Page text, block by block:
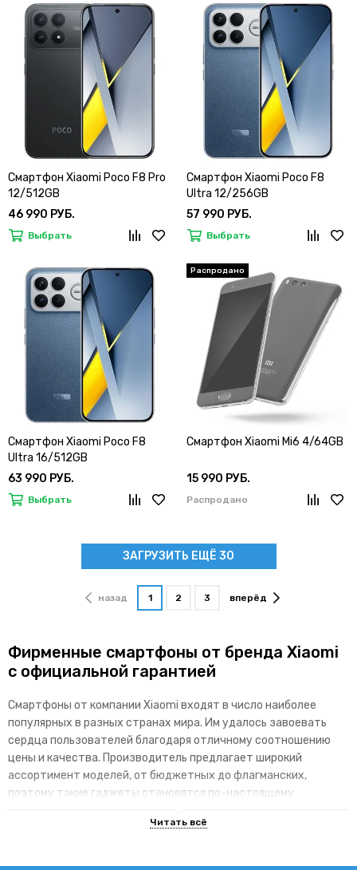
Смартфон Xiaomi Poco F8 Pro
12/512GB
46 990 РУБ.
Выбрать
Смартфон Xiaomi Poco F8
Ultra 12/256GB
57 990 РУБ.
Выбрать
Смартфон Xiaomi Poco F8
Ultra 16/512GB
63 990 РУБ.
Выбрать
Смартфон Xiaomi Mi6 4/64GB
15 990 РУБ.
Распродано
ЗАГРУЗИТЬ ЕЩЁ 30
назад 1 2 3 вперёд
Фирменные смартфоны от бренда Xiaomi
с официальной гарантией
Смартфоны от компании Xiaomi входят в число наиболее
популярных в разных странах мира. Им удалось завоевать
сердца пользователей благодаря отличному соотношению
цены и качества. Производитель предлагает широкий
ассортимент моделей, от бюджетных до флагманских,
поэтому такие гаджеты становятся по-настоящему
линейки гаджетов